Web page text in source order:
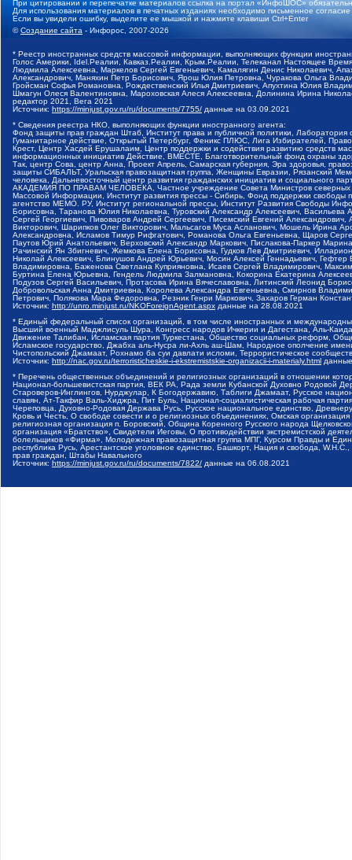
При цитировании и перепечатке материалов ссылка на портал «ИнфоШОС»
Для использования материалов в печатных изданиях необходимо письменное
Если вы увидели ошибку, выделите ее мышкой и нажмите клавиши Ctrl+Enter
©Создание сайта - Инфорос, 2007-2026
* Реестр иностранных средств массовой информации, выполняющих функции
Голос Америки, Idel.Реалии, Кавказ.Реалии, Крым.Реалии, Телеканал Настоящее
Людмила Алексеевна, Маркелов Сергей Евгеньевич, Камалягин Денис Николаевич,
Александрович, Маняхин Петр Борисович, Ярош Юлия Петровна, Чуракова Ольга
Гройсман Софья Романовна, Рождественский Илья Дмитриевич, Апухтина Юлия
Шмагун Олеся Валентиновна, Мароховская Алеся Алексеевна, Долинина Ирина
редактор 2021, Вега 2021
Источник: https://minjust.gov.ru/ru/documents/7755/ данные на 03.09.2021
* Сведения реестра НКО, выполняющих функции иностранного агента:
Фонд защиты прав граждан Штаб, Институт права и публичной политики,
Гуманитарное действие, Открытый Петербург, Феникс ПЛЮС, Лига Избирателей,
Крест, Центр Хасдей Ерушалаим, Центр поддержки и содействия развитию средств
информационных инициатив Действие, ВМЕСТЕ, Благотворительный фонд охраны
Так, центр Сова, центр Анна, Проект Апрель, Самарская губерния, Эра здоровья,
защиты СИБАЛЬТ, Уральская правозащитная группа, Женщины Евразии, Рязанский
человека, Дальневосточный центр развития гражданских инициатив и социального
АКАДЕМИЯ ПО ПРАВАМ ЧЕЛОВЕКА, Частное учреждение Совета Министров северных
Массовой Информации, Институт развития прессы - Сибирь, Фонд поддержки
агентство МЕМО. РУ, Институт региональной прессы, Институт Развития Свободы
Борисовна, Таранова Юлия Николаевна, Туровский Александр Алексеевич,
Сергей Георгиевич, Пивоваров Андрей Сергеевич, Писемский Евгений
Викторович, Шарипков Олег Викторович, Мальсагов Муса Асланович, Мошель Ирина
Александровна, Исламов Тимур Рифгатович, Романова Ольга Евгеньевна, Щаров
Паутов Юрий Анатольевич, Верховский Александр Маркович, Пислакова-Паркер
Рачинский Ян Збигневич, Жемкова Елена Борисовна, Гудков Лев Дмитриевич,
Николай Алексеевич, Блинушов Андрей Юрьевич, Мосин Алексей Геннадьевич,
Владимировна, Баженова Светлана Куприяновна, Исаев Сергей Владимирович,
Буртина Елена Юрьевна, Гендель Людмила Залмановна, Кокорина Екатерина
Подузов Сергей Васильевич, Протасова Ирина Вячеславовна, Литинский Леонид
Добровольская Анна Дмитриевна, Королева Александра Евгеньевна, Смирнов
Петрович, Полякова Мара Федоровна, Резник Генри Маркович, Захаров Герман
Источник: http://unro.minjust.ru/NKOForeignAgent.aspx данные на 28.08.2021
* Единый федеральный список организаций, в том числе иностранных и
Высший военный Маджлисуль Шура, Конгресс народов Ичкерии и Дагестана, Аль-
Движение Талибан, Исламская партия Туркестана, Общество социальных реформ,
Исламское государство, Джабха аль-Нусра ли-Ахль аш-Шам, Народное ополчение
Чистопольский Джамаат, Рохнамо ба суи давлати исломи, Террористическое
Источник: http://nac.gov.ru/terroristicheskie-i-ekstremistskie-organizacii-i-materialy.html
* Перечень общественных объединений и религиозных организаций в отношении
Национал-большевистская партия, ВЕК РА, Рада земли Кубанской Духовно Родовой
Староверов-Инглингов, Нурджулар, К Богодержавию, Таблиги Джамаат, Русское
славян, Ат-Такфир Валь-Хиджра, Пит Буль, Национал-социалистическая рабочая
Череповца, Духовно-Родовая Держава Русь, Русское национальное единство,
Кровь и Честь, О свободе совести и о религиозных объединениях, Омская
религиозная организация п. Боровский, Община Коренного Русского народа
организация «Братство», Свидетели Иеговы, О противодействии экстремистской
болельщиков «Фирма», Молодежная правозащитная группа МПГ, Курсом Правды и
республика Русь, Арестантское уголовное единство, Башкорт, Нация и свобода,
прав граждан, Штабы Навального
Источник: https://minjust.gov.ru/ru/documents/7822/ данные на 06.08.2021